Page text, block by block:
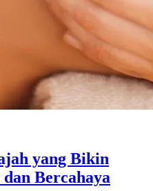
yang Bikin
Bercahaya